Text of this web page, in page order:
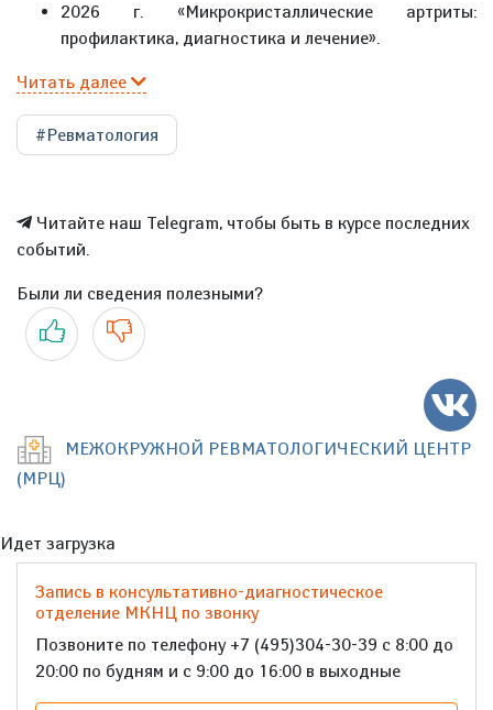
2026 г. «Микрокристаллические артриты:
профилактика, диагностика и лечение».
Читать далее
#Ревматология
Читайте наш Telegram, чтобы быть в курсе последних
событий.
Были ли сведения полезными?
Да Нет
МЕЖОКРУЖНОЙ РЕВМАТОЛОГИЧЕСКИЙ ЦЕНТР
(МРЦ)
Идет загрузка
Запись в консультативно-диагностическое
отделение МКНЦ по звонку
Позвоните по телефону +7 (495)304-30-39 с 8:00 до
20:00 по будням и с 9:00 до 16:00 в выходные